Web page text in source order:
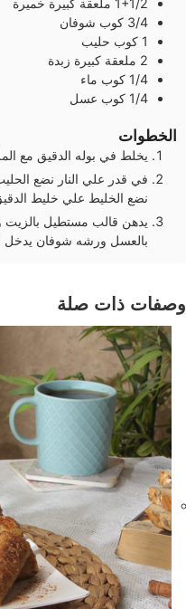
3/4 كوب شوفان
1 كوب حليب
2 ملعقة كبيرة زبدة
1/4 كوب ماء
1/4 كوب عسل
الخطوات
يخلط في بوله الدقيق مع
في قدر علي النار نضع
نضع الخليط علي خليط الدقيق ويعجن لمده 10
يدهن قالب مستطيل
بالعسل ورشه شوفان يدخل فرن مسبق التسخين
وصفات ذات صلة